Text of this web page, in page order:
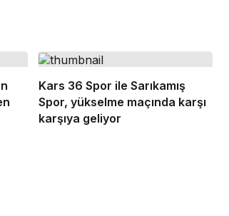
Kars 36 Spor ile Sarıkamış
Spor, yükselme maçında karşı
karşıya geliyor